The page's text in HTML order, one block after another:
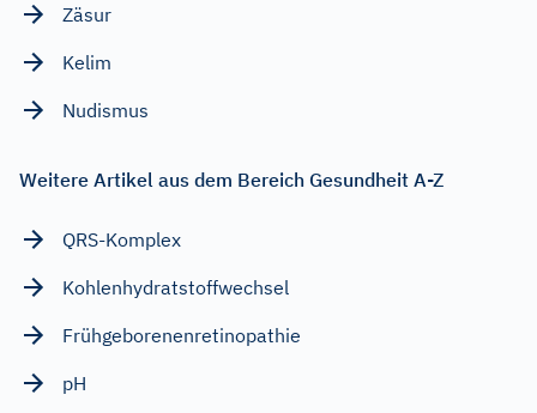
Zäsur
Kelim
Nudismus
Weitere Artikel aus dem Bereich Gesundheit A-Z
QRS-Komplex
Kohlenhydratstoffwechsel
Frühgeborenenretinopathie
pH